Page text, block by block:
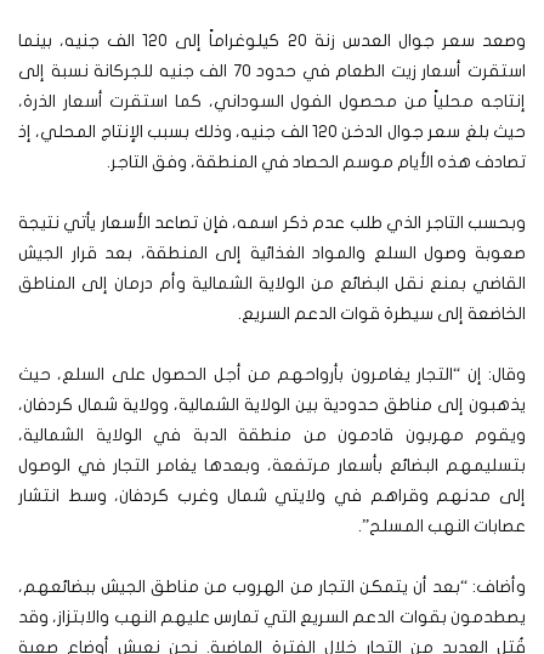
وصعد سعر جوال العدس زنة 20 كيلوغراماً إلى 120 الف جنيه، بينما
استقرت أسعار زيت الطعام في حدود 70 الف جنيه للجركانة نسبة إلى
إنتاجه محلياً من محصول الفول السوداني، كما استقرت أسعار الذرة،
حيث بلغ سعر جوال الدخن 120 الف جنيه، وذلك بسبب الإنتاج المحلي، إذ
تصادف هذه الأيام موسم الحصاد في المنطقة، وفق التاجر.
وبحسب التاجر الذي طلب عدم ذكر اسمه، فإن تصاعد الأسعار يأتي نتيجة
صعوبة وصول السلع والمواد الغذائية إلى المنطقة، بعد قرار الجيش
القاضي بمنع نقل البضائع من الولاية الشمالية وأم درمان إلى المناطق
الخاضعة إلى سيطرة قوات الدعم السريع.
وقال: إن “التجار يغامرون بأرواحهم من أجل الحصول على السلع، حيث
يذهبون إلى مناطق حدودية بين الولاية الشمالية، وولاية شمال كردفان،
ويقوم مهربون قادمون من منطقة الدبة في الولاية الشمالية،
بتسليمهم البضائع بأسعار مرتفعة، وبعدها يغامر التجار في الوصول
إلى مدنهم وقراهم في ولايتي شمال وغرب كردفان، وسط انتشار
عصابات النهب المسلح”.
وأضاف: “بعد أن يتمكن التجار من الهروب من مناطق الجيش ببضائعهم،
يصطدمون بقوات الدعم السريع التي تمارس عليهم النهب والابتزاز، وقد
قُتل العديد من التجار خلال الفترة الماضية. نحن نعيش أوضاع صعبة